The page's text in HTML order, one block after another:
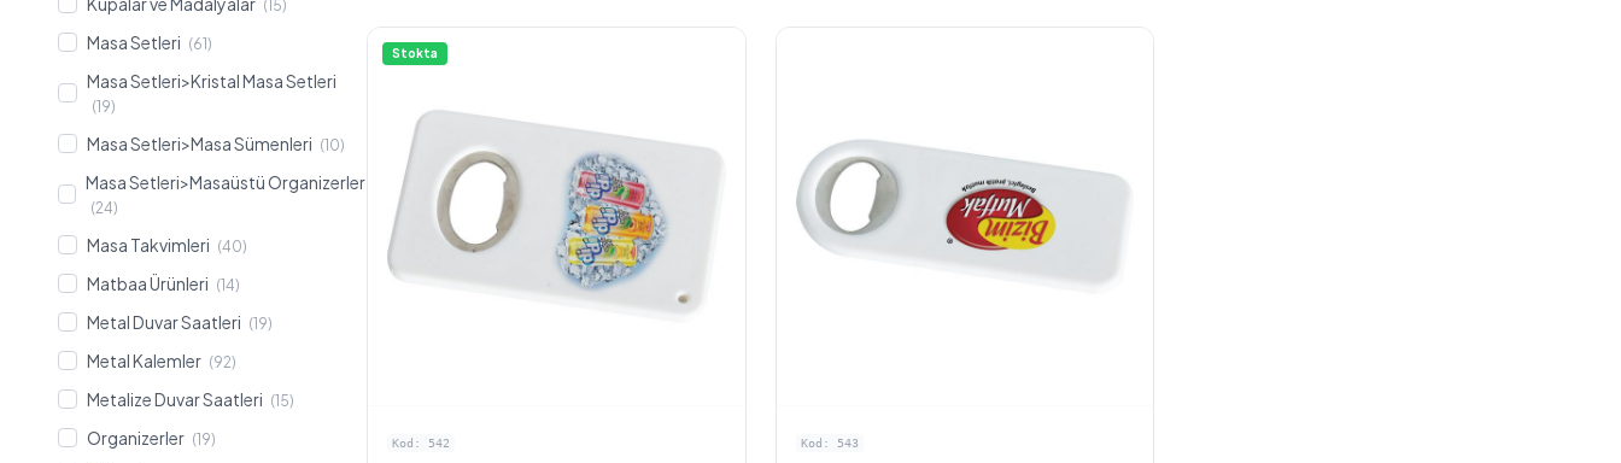
(15)
Masa Setleri (61)
Masa Setleri>Kristal Masa Setleri
(19)
Masa Setleri>Masa Sümenleri (10)
Masa Setleri>Masaüstü Organizerler
(24)
Masa Takvimleri (40)
Matbaa Ürünleri (14)
Metal Duvar Saatleri (19)
Metal Kalemler (92)
Metalize Duvar Saatleri (15)
Organizerler (19)
Stokta
Kod: 542 Kod: 543